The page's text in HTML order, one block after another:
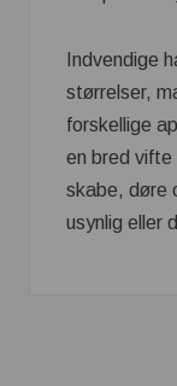
Indvendige
størrelser,
forskellige
en bred vifte
skabe, døre
usynlig eller